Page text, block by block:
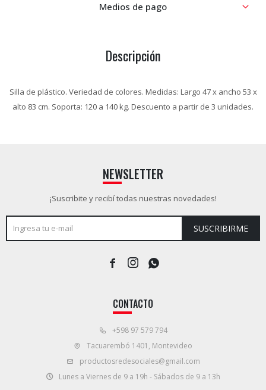
Medios de pago
Descripción
Silla de plástico. Veriedad de colores. Medidas: Largo 47 x ancho 53 x
alto 83 cm. Soporta: 120 a 140 kg. Descuento a partir de 3 unidades.
CONTACTO
+598 97 579 794
Tacuarembó 1401, Montevideo
productosredesociales@gmail.com
Lunes a Viernes de 9 a 19h - Sábados de 9 a 13h
NEWSLETTER
¡Suscribite y recibí todas nuestras novedades!
SUSCRIBIRME
  